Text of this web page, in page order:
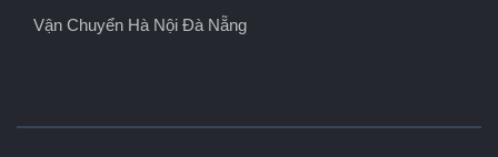
Vận Chuyển Hà Nội Đà Nẵng